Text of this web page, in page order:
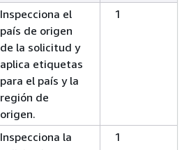
Inspecciona el
país de origen
de la solicitud y
aplica etiquetas
para el país y la
región de
origen.
1
Inspecciona la
1